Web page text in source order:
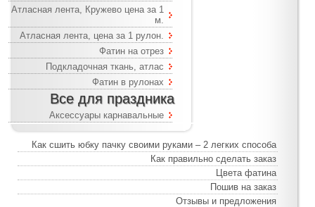
Атласная лента, Кружево цена за 1
м.
Атласная лента, цена за 1 рулон.
Фатин на отрез
Подкладочная ткань, атлас
Фатин в рулонах
Все для праздника
Аксессуары карнавальные
Как сшить юбку пачку своими руками – 2 легких способа
Как правильно сделать заказ
Цвета фатина
Пошив на заказ
Отзывы и предложения